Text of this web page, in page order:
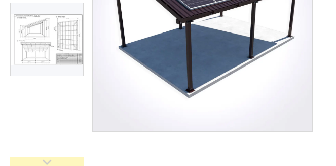
Відгуки
Ворота "Звари Сам"
Навіси "Збери Сам"